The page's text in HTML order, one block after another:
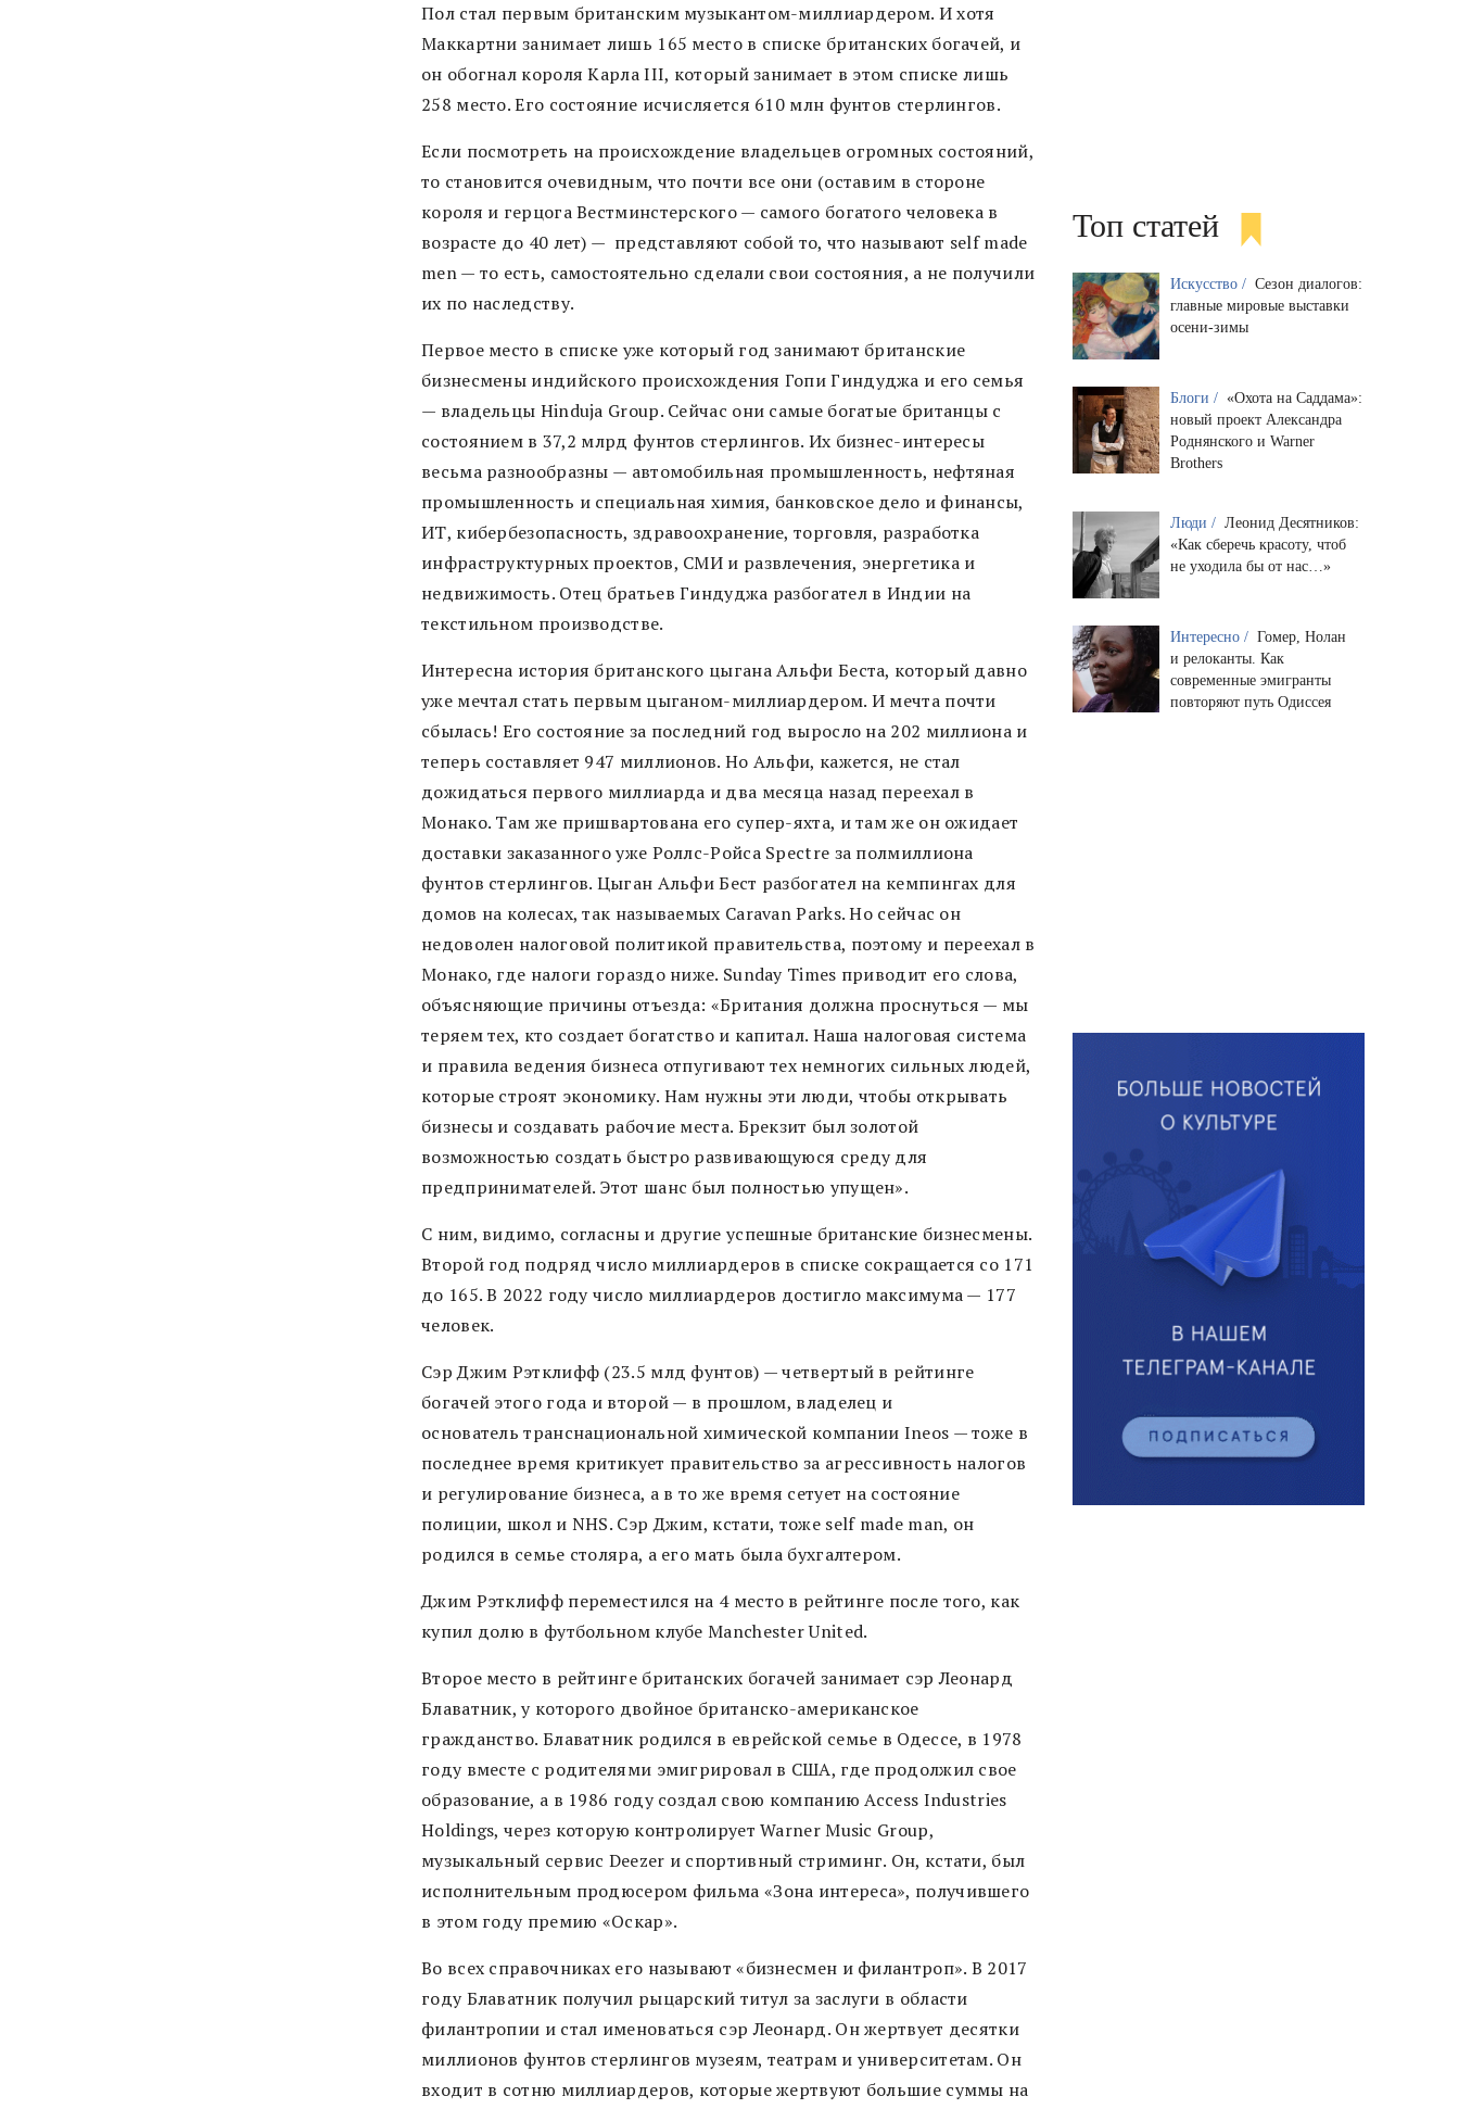
Пол стал первым британским музыкантом-миллиардером. И хотя
Маккартни занимает лишь 165 место в списке британских богачей, и
он обогнал короля Карла III, который занимает в этом списке лишь
258 место. Его состояние исчисляется 610 млн фунтов стерлингов.
Если посмотреть на происхождение владельцев огромных состояний,
то становится очевидным, что почти все они (оставим в стороне
короля и герцога Вестминстерского — самого богатого человека в
возрасте до 40 лет) — представляют собой то, что называют self made
men — то есть, самостоятельно сделали свои состояния, а не получили
их по наследству.
Первое место в списке уже который год занимают британские
бизнесмены индийского происхождения Гопи Гиндуджа и его семья
— владельцы Hinduja Group. Сейчас они самые богатые британцы с
состоянием в 37,2 млрд фунтов стерлингов. Их бизнес-интересы
весьма разнообразны — автомобильная промышленность, нефтяная
промышленность и специальная химия, банковское дело и финансы,
ИТ, кибербезопасность, здравоохранение, торговля, разработка
инфраструктурных проектов, СМИ и развлечения, энергетика и
недвижимость. Отец братьев Гиндуджа разбогател в Индии на
текстильном производстве.
Интересна история британского цыгана Альфи Беста, который давно
уже мечтал стать первым цыганом-миллиардером. И мечта почти
сбылась! Его состояние за последний год выросло на 202 миллиона и
теперь составляет 947 миллионов. Но Альфи, кажется, не стал
дожидаться первого миллиарда и два месяца назад переехал в
Монако. Там же пришвартована его супер-яхта, и там же он ожидает
доставки заказанного уже Роллс-Ройса Spectre за полмиллиона
фунтов стерлингов. Цыган Альфи Бест разбогател на кемпингах для
домов на колесах, так называемых Caravan Parks. Но сейчас он
недоволен налоговой политикой правительства, поэтому и переехал в
Монако, где налоги гораздо ниже. Sunday Times приводит его слова,
объясняющие причины отъезда: «Британия должна проснуться — мы
теряем тех, кто создает богатство и капитал. Наша налоговая система
и правила ведения бизнеса отпугивают тех немногих сильных людей,
которые строят экономику. Нам нужны эти люди, чтобы открывать
бизнесы и создавать рабочие места. Брекзит был золотой
возможностью создать быстро развивающуюся среду для
предпринимателей. Этот шанс был полностью упущен».
С ним, видимо, согласны и другие успешные британские бизнесмены.
Второй год подряд число миллиардеров в списке сокращается со 171
до 165. В 2022 году число миллиардеров достигло максимума — 177
человек.
Cэр Джим Рэтклифф (23.5 млд фунтов) — четвертый в рейтинге
богачей этого года и второй — в прошлом, владелец и
основатель транснациональной химической компании Ineos — тоже в
последнее время критикует правительство за агрессивность налогов
и регулирование бизнеса, а в то же время сетует на состояние
полиции, школ и NHS. Сэр Джим, кстати, тоже self made man, он
родился в семье столяра, а его мать была бухгалтером.
Джим Рэтклифф переместился на 4 место в рейтинге после того, как
купил долю в футбольном клубе Manchester United.
Второе место в рейтинге британских богачей занимает сэр Леонард
Блаватник, у которого двойное британско-американское
гражданство. Блаватник родился в еврейской семье в Одессе, в 1978
году вместе с родителями эмигрировал в США, где продолжил свое
образование, а в 1986 году создал свою компанию Access Industries
Holdings, через которую контролирует Warner Music Group,
музыкальный сервис Deezer и спортивный стриминг. Он, кстати, был
исполнительным продюсером фильма «Зона интереса», получившего
в этом году премию «Оскар».
Во всех справочниках его называют «бизнесмен и филантроп». В 2017
году Блаватник получил рыцарский титул за заслуги в области
филантропии и стал именоваться сэр Леонард. Он жертвует десятки
миллионов фунтов стерлингов музеям, театрам и университетам. Он
входит в сотню миллиардеров, которые жертвуют большие суммы на
Топ статей
Искусство / Сезон диалогов:
главные мировые выставки
осени-зимы
Блоги / «Охота на Саддама»:
новый проект Александра
Роднянского и Warner
Brothers
Люди / Леонид Десятников:
«Как сберечь красоту, чтоб
не уходила бы от нас…»
Интересно / Гомер, Нолан
и релоканты. Как
современные эмигранты
повторяют путь Одиссея